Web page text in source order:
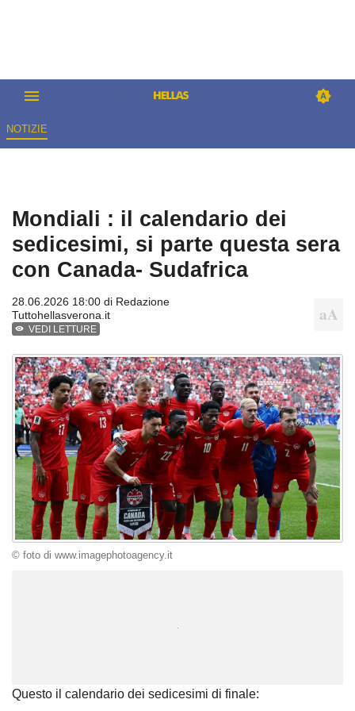
NOTIZIE
Mondiali : il calendario dei
sedicesimi, si parte questa sera
con Canada- Sudafrica
28.06.2026 18:00 di Redazione
Tuttohellasverona.it
VEDI LETTURE
© foto di www.imagephotoagency.it
Questo il calendario dei sedicesimi di finale: